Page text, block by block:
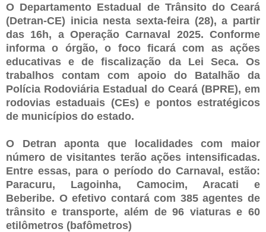
O Departamento Estadual de Trânsito do Ceará
(Detran-CE) inicia nesta sexta-feira (28), a partir
das 16h, a Operação Carnaval 2025. Conforme
informa o órgão, o foco ficará com as ações
educativas e de fiscalização da Lei Seca. Os
trabalhos contam com apoio do Batalhão da
Polícia Rodoviária Estadual do Ceará (BPRE), em
rodovias estaduais (CEs) e pontos estratégicos
de municípios do estado.
O Detran aponta que localidades com maior
número de visitantes terão ações intensificadas.
Entre essas, para o período do Carnaval, estão:
Paracuru, Lagoinha, Camocim, Aracati e
Beberibe. O efetivo contará com 385 agentes de
trânsito e transporte, além de 96 viaturas e 60
etilômetros (bafômetros)